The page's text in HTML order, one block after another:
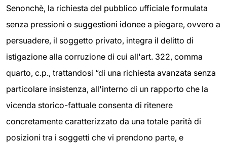
Senonchè, la richiesta del pubblico ufficiale formulata
senza pressioni o suggestioni idonee a piegare, ovvero a
persuadere, il soggetto privato, integra il delitto di
istigazione alla corruzione di cui all'art. 322, comma
quarto, c.p., trattandosi “di una richiesta avanzata senza
particolare insistenza, all'interno di un rapporto che la
vicenda storico-fattuale consenta di ritenere
concretamente caratterizzato da una totale parità di
posizioni tra i soggetti che vi prendono parte, e